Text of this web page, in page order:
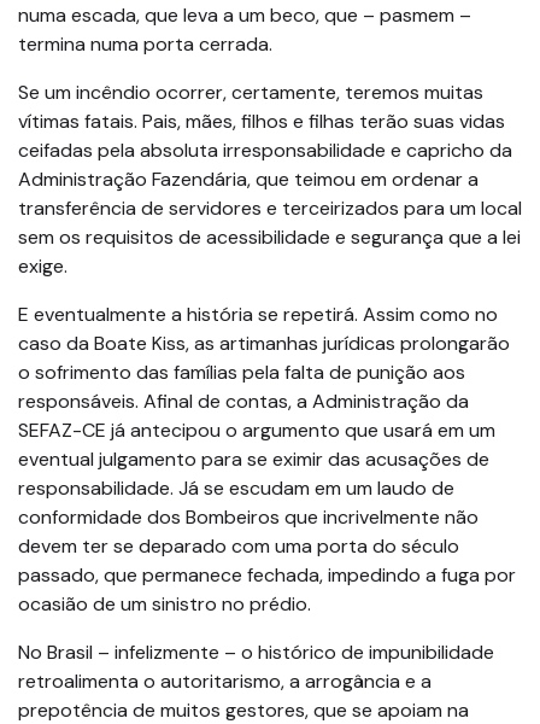
numa escada, que leva a um beco, que – pasmem –
termina numa porta cerrada.
Se um incêndio ocorrer, certamente, teremos muitas
vítimas fatais. Pais, mães, filhos e filhas terão suas vidas
ceifadas pela absoluta irresponsabilidade e capricho da
Administração Fazendária, que teimou em ordenar a
transferência de servidores e terceirizados para um local
sem os requisitos de acessibilidade e segurança que a lei
exige.
E eventualmente a história se repetirá. Assim como no
caso da Boate Kiss, as artimanhas jurídicas prolongarão
o sofrimento das famílias pela falta de punição aos
responsáveis. Afinal de contas, a Administração da
SEFAZ-CE já antecipou o argumento que usará em um
eventual julgamento para se eximir das acusações de
responsabilidade. Já se escudam em um laudo de
conformidade dos Bombeiros que incrivelmente não
devem ter se deparado com uma porta do século
passado, que permanece fechada, impedindo a fuga por
ocasião de um sinistro no prédio.
No Brasil – infelizmente – o histórico de impunibilidade
retroalimenta o autoritarismo, a arrogância e a
prepotência de muitos gestores, que se apoiam na